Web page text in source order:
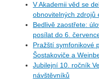
V Akademii věd se
obnovitelných zdrojů
Bedlivě zaostřete:
posílat do 6.
Pražští symfonikové
Šostakoviče a
Jubilejní 10. ročník
návštěvníků